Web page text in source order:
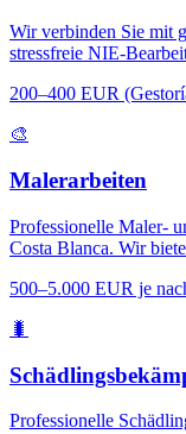
Wir verbinden Sie mit
stressfreie NIE-
200–400 EUR
🎨
Malerarbeiten
Professionelle Maler-
Costa Blanca. Wir
500–5.000 EUR je
🐛
Professionelle